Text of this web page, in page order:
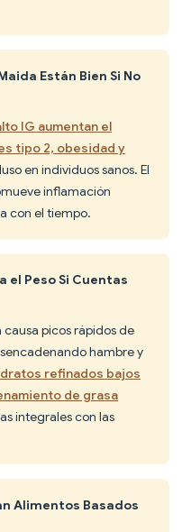
Están Bien Si No
IG aumentan el
tipo 2, obesidad y
en individuos sanos. El
inflamación
con el tiempo.
el Peso Si Cuentas
causa picos rápidos de
hambre y
refinados bajos
de grasa
integrales con las
Alimentos Basados